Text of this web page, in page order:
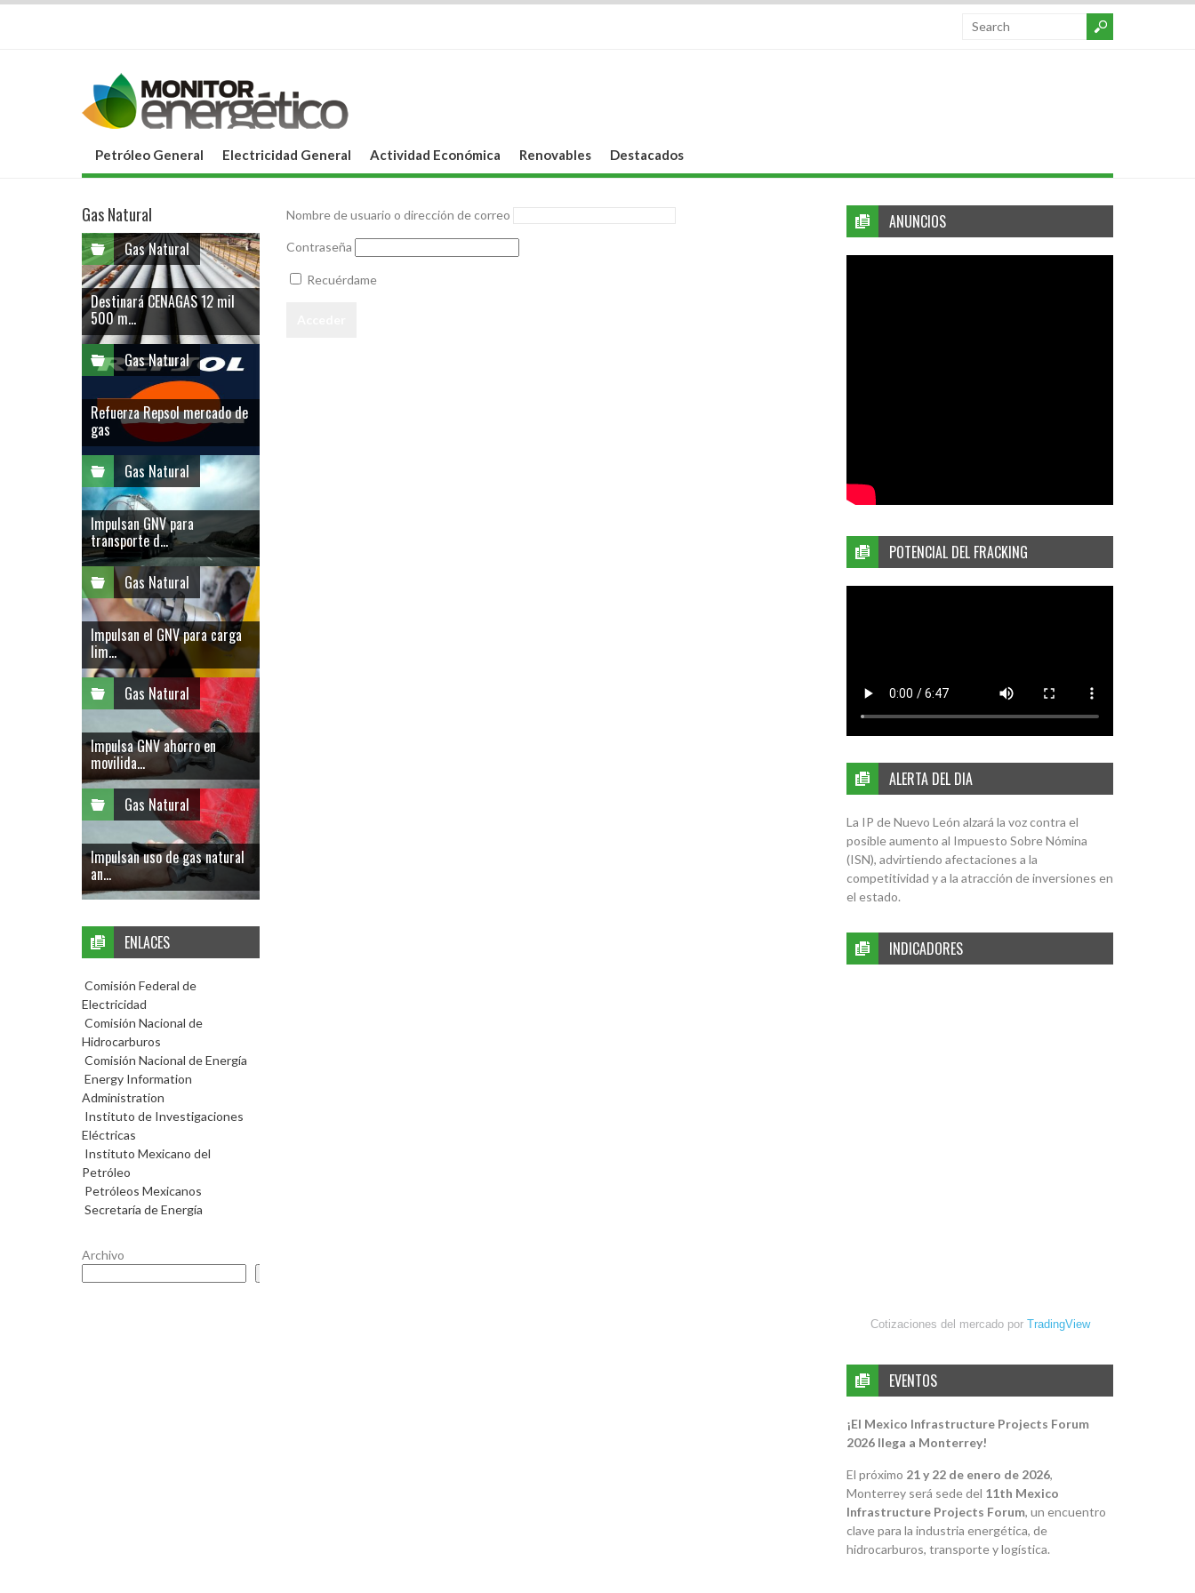
Petróleo General Electricidad General Actividad Económica Renovables Destacados
Nombre de usuario o dirección de correo
Contraseña
Recuérdame
ANUNCIOS
POTENCIAL DEL FRACKING
ALERTA DEL DIA
La IP de Nuevo León alzará la voz contra el
posible aumento al Impuesto Sobre Nómina
(ISN), advirtiendo afectaciones a la
competitividad y a la atracción de inversiones en
el estado.
INDICADORES
Cotizaciones del mercado por TradingView
EVENTOS
¡El Mexico Infrastructure Projects Forum
2026 llega a Monterrey!
El próximo 21 y 22 de enero de 2026,
Monterrey será sede del 11th Mexico
Infrastructure Projects Forum, un encuentro
clave para la industria energética, de
hidrocarburos, transporte y logística.
Gas Natural
Gas Natural
Destinará CENAGAS 12 mil
500 m...
Gas Natural
Refuerza Repsol mercado de
gas
Gas Natural
Impulsan GNV para
transporte d...
Gas Natural
Impulsan el GNV para carga
lim...
Gas Natural
Impulsa GNV ahorro en
movilida...
Gas Natural
Impulsan uso de gas natural
an...
ENLACES
Comisión Federal de
Electricidad
Comisión Nacional de
Hidrocarburos
Comisión Nacional de Energía
Energy Information
Administration
Instituto de Investigaciones
Eléctricas
Instituto Mexicano del
Petróleo
Petróleos Mexicanos
Secretaría de Energía
Archivo